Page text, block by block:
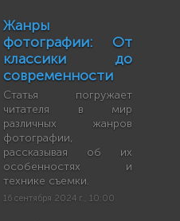
Жанры
фотографии: От
классики до
современности
Статья погружает
читателя в мир
различных жанров
фотографии,
рассказывая об их
особенностях и
технике съемки.
16 сентября 2024 г., 10:00